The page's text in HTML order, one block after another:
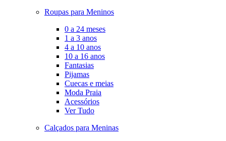
Roupas para Meninos
0 a 24 meses
1 a 3 anos
4 a 10 anos
10 a 16 anos
Fantasias
Pijamas
Cuecas e meias
Moda Praia
Acessórios
Ver Tudo
Calçados para Meninas